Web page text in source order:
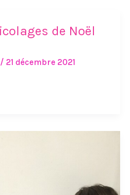
de Noël
/ 21 décembre 2021